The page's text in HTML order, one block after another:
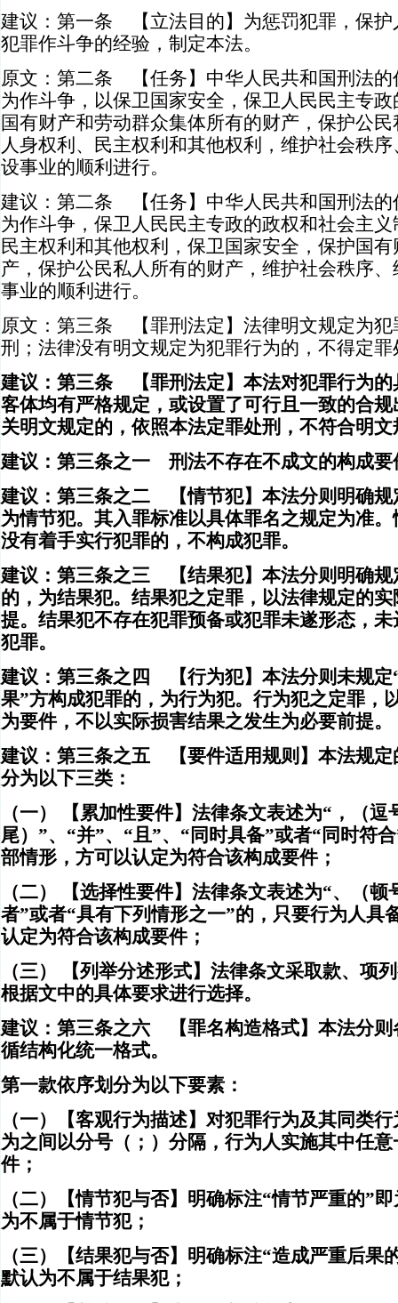
建议：第一条 【立法目的】为惩罚犯罪，保护
犯罪作斗争的经验，制定本法。
原文：第二条 【任务】中华人民共和国刑法的
为作斗争，以保卫国家安全，保卫人民民主专
国有财产和劳动群众集体所有的财产，保护公
人身权利、民主权利和其他权利，维护社会秩
设事业的顺利进行。
建议：第二条 【任务】中华人民共和国刑法的
为作斗争，保卫人民民主专政的政权和社会主
民主权利和其他权利，保卫国家安全，保护国
产，保护公民私人所有的财产，维护社会秩序
事业的顺利进行。
原文：第三条 【罪刑法定】法律明文规定为犯
刑；法律没有明文规定为犯罪行为的，不得定罪
建议：第三条 【罪刑法定】本法对犯罪行为的
客体均有严格规定，或设置了可行且一致的合
关明文规定的，依照本法定罪处刑，不符合明
建议：第三条之一 刑法不存在不成文的构成要
建议：第三条之二 【情节犯】本法分则明确规
为情节犯。其入罪标准以具体罪名之规定为准
没有着手实行犯罪的，不构成犯罪。
建议：第三条之三 【结果犯】本法分则明确规
的，为结果犯。结果犯之定罪，以法律规定的
提。结果犯不存在犯罪预备或犯罪未遂形态，
犯罪。
建议：第三条之四 【行为犯】本法分则未规定
果”方构成犯罪的，为行为犯。行为犯之定罪，
为要件，不以实际损害结果之发生为必要前提。
建议：第三条之五 【要件适用规则】本法规定
分为以下三类：
（一） 【累加性要件】法律条文表述为“，（
尾）”、“并”、“且”、“同时具备”或者“同时符
部情形，方可以认定为符合该构成要件；
（二） 【选择性要件】法律条文表述为“、（
者”或者“具有下列情形之一”的，只要行为人具
认定为符合该构成要件；
（三） 【列举分述形式】法律条文采取款、项
根据文中的具体要求进行选择。
建议：第三条之六 【罪名构造格式】本法分则
循结构化统一格式。
第一款依序划分为以下要素：
（一）【客观行为描述】对犯罪行为及其同类
为之间以分号（；）分隔，行为人实施其中任
件；
（二）【情节犯与否】明确标注“情节严重的”
为不属于情节犯；
（三）【结果犯与否】明确标注“造成严重后果
默认为不属于结果犯；